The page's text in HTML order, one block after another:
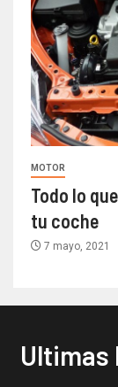
MOTOR
Todo lo
tu coche
7 mayo, 2021
Ultimas